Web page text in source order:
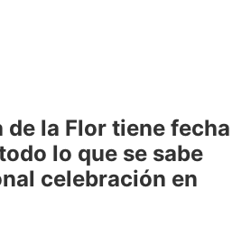
de la Flor tiene fecha
lo que se sabe
celebración en